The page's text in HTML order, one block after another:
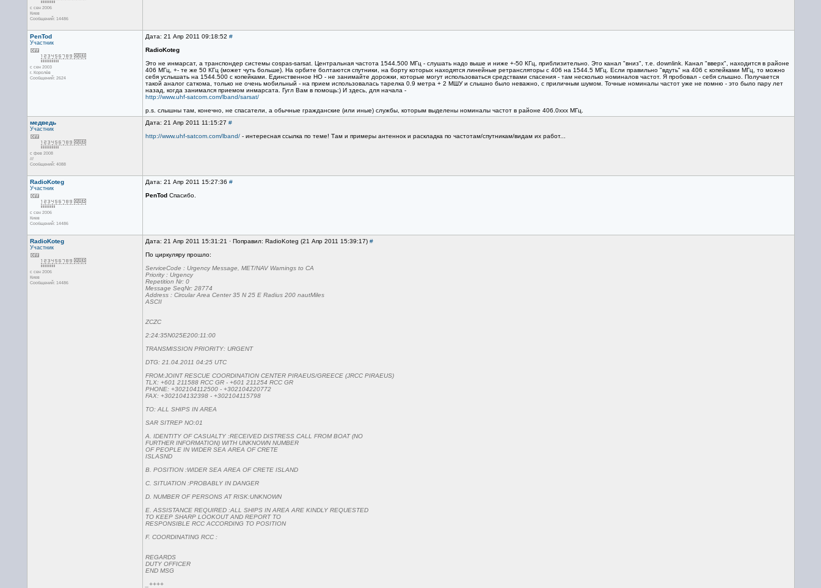
с сен 2006
Киев
Сообщений: 14486
PenTod
Участник
с сен 2003
г. Королёв
Сообщений: 2624
Дата: 21 Апр 2011 09:18:52 #
RadioKoteg
Это не инмарсат, а транспондер системы cospas-sarsat. Центральная частота 1544.500 МГц - слушать надо выше и ниже +-50 КГц, приблизительно. Это канал "вниз", т.е. downlink. Канал "вверх", находится в районе
406 МГц, +- те же 50 КГц (может чуть больше). На орбите болтаются спутники, на борту которых находятся линейные ретрансляторы с 406 на 1544.5 МГц. Если правильно "вдуть" на 406 с копейками МГц, то можно
себя услышать на 1544.500 с копейками. Единственное НО - не занимайте дорожки, которые могут использоваться средствами спасения - там несколько номиналов частот. Я пробовал - себя слышно. Получается
такой аналог саткома, только не очень мобильный - на прием использовалась тарелка 0.9 метра + 2 МШУ и слышно было неважно, с приличным шумом. Точные номиналы частот уже не помню - это было пару лет
назад, когда занимался приемом инмарсата. Гугл Вам в помощь:) И здесь, для начала -
http://www.uhf-satcom.com/lband/sarsat/
p.s. слышны там, конечно, не спасатели, а обычные гражданские (или иные) службы, которым выделены номиналы частот в районе 406.0ххх МГц.
медведь
Участник
с фев 2008
///
Сообщений: 4088
Дата: 21 Апр 2011 11:15:27 #
http://www.uhf-satcom.com/lband/- интересная ссылка по теме! Там и примеры антеннок и раскладка по частотам/спутникам/видам их работ...
RadioKoteg
Участник
с сен 2006
Киев
Сообщений: 14486
Дата: 21 Апр 2011 15:27:36 #
PenTodСпасибо.
RadioKoteg
Участник
с сен 2006
Киев
Сообщений: 14486
Дата: 21 Апр 2011 15:31:21 · Поправил: RadioKoteg (21 Апр 2011 15:39:17) #
По циркуляру прошло:
ServiceCode : Urgency Message, MET/NAV Warnings to CA
Priority : Urgency
Repetition Nr: 0
Message SeqNr: 28774
Address : Circular Area Center 35 N 25 E Radius 200 nautMiles
ASCII
ZCZC
2:24:35N025E200:11:00
TRANSMISSION PRIORITY: URGENT
DTG: 21.04.2011 04:25 UTC
FROM:JOINT RESCUE COORDINATION CENTER PIRAEUS/GREECE (JRCC PIRAEUS)
TLX: +601 211588 RCC GR - +601 211254 RCC GR
PHONE: +302104112500 - +302104220772
FAX: +302104132398 - +302104115798
TO: ALL SHIPS IN AREA
SAR SITREP NO:01
A. IDENTITY OF CASUALTY :RECEIVED DISTRESS CALL FROM BOAT (NO
FURTHER INFORMATION) WITH UNKNOWN NUMBER
OF PEOPLE IN WIDER SEA AREA OF CRETE
ISLASND
B. POSITION :WIDER SEA AREA OF CRETE ISLAND
C. SITUATION :PROBABLY IN DANGER
D. NUMBER OF PERSONS AT RISK:UNKNOWN
E. ASSISTANCE REQUIRED :ALL SHIPS IN AREA ARE KINDLY REQUESTED
TO KEEP SHARP LOOKOUT AND REPORT TO
RESPONSIBLE RCC ACCORDING TO POSITION
F. COORDINATING RCC :
REGARDS
DUTY OFFICER
END MSG
_++++